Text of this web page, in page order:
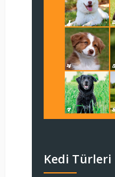
Kedi Türleri